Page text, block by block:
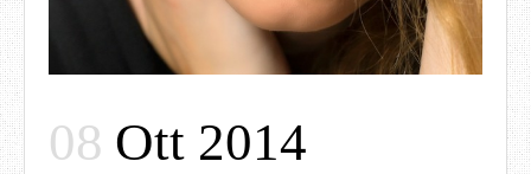
08 Ott 2014